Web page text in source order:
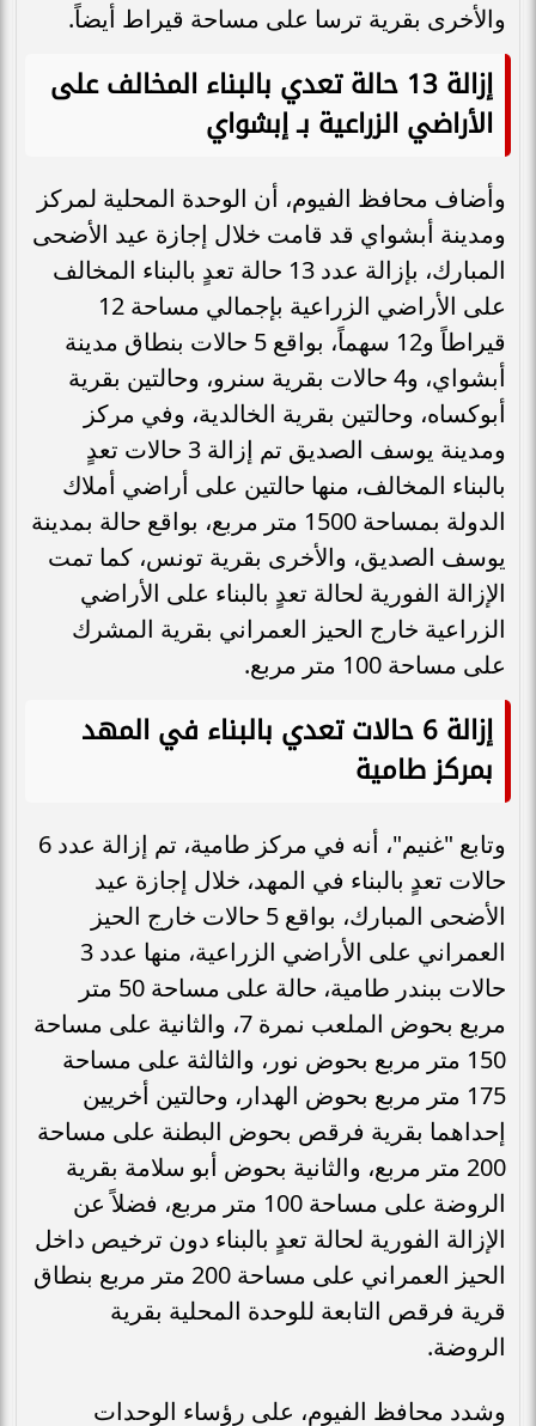
والأخرى بقرية ترسا على مساحة قيراط أيضاً.
إزالة 13 حالة تعدي بالبناء المخالف على
الأراضي الزراعية بـ إبشواي
وأضاف محافظ الفيوم، أن الوحدة المحلية لمركز
ومدينة أبشواي قد قامت خلال إجازة عيد الأضحى
المبارك، بإزالة عدد 13 حالة تعدٍ بالبناء المخالف
على الأراضي الزراعية بإجمالي مساحة 12
قيراطاً و12 سهماً، بواقع 5 حالات بنطاق مدينة
أبشواي، و4 حالات بقرية سنرو، وحالتين بقرية
أبوكساه، وحالتين بقرية الخالدية، وفي مركز
ومدينة يوسف الصديق تم إزالة 3 حالات تعدٍ
بالبناء المخالف، منها حالتين على أراضي أملاك
الدولة بمساحة 1500 متر مربع، بواقع حالة بمدينة
يوسف الصديق، والأخرى بقرية تونس، كما تمت
الإزالة الفورية لحالة تعدٍ بالبناء على الأراضي
الزراعية خارج الحيز العمراني بقرية المشرك
على مساحة 100 متر مربع.
إزالة 6 حالات تعدي بالبناء في المهد
بمركز طامية
وتابع "غنيم"، أنه في مركز طامية، تم إزالة عدد 6
حالات تعدٍ بالبناء في المهد، خلال إجازة عيد
الأضحى المبارك، بواقع 5 حالات خارج الحيز
العمراني على الأراضي الزراعية، منها عدد 3
حالات ببندر طامية، حالة على مساحة 50 متر
مربع بحوض الملعب نمرة 7، والثانية على مساحة
150 متر مربع بحوض نور، والثالثة على مساحة
175 متر مربع بحوض الهدار، وحالتين أخريين
إحداهما بقرية فرقص بحوض البطنة على مساحة
200 متر مربع، والثانية بحوض أبو سلامة بقرية
الروضة على مساحة 100 متر مربع، فضلاً عن
الإزالة الفورية لحالة تعدٍ بالبناء دون ترخيص داخل
الحيز العمراني على مساحة 200 متر مربع بنطاق
قرية فرقص التابعة للوحدة المحلية بقرية
الروضة.
وشدد محافظ الفيوم، على رؤساء الوحدات